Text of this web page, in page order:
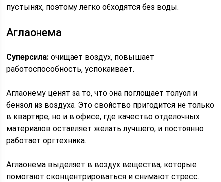
пустынях, поэтому легко обходятся без воды.
Аглаонема
Суперсила: очищает воздух, повышает
работоспособность, успокаивает.
Аглаонему ценят за то, что она поглощает толуол и
бензол из воздуха. Это свойство пригодится не только
в квартире, но и в офисе, где качество отделочных
материалов оставляет желать лучшего, и постоянно
работает оргтехника.
Аглаонема выделяет в воздух вещества, которые
помогают сконцентрироваться и снимают стресс.